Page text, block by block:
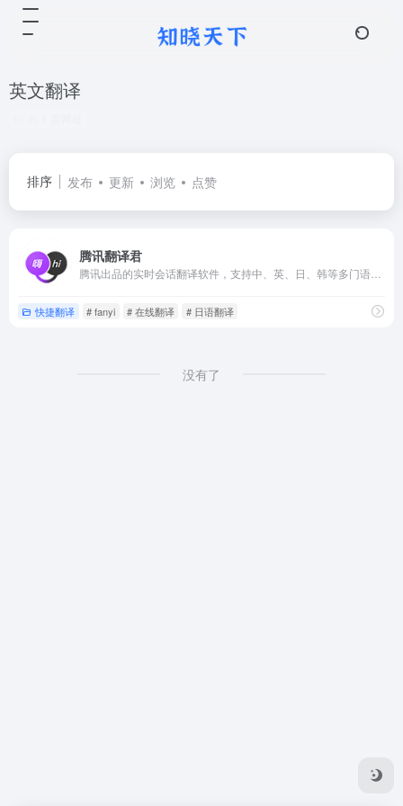
英文翻译
排序 发布 更新 浏览 点赞
腾讯翻译君
快捷翻译 # fanyi # 在线翻译 # 日语翻译
没有了